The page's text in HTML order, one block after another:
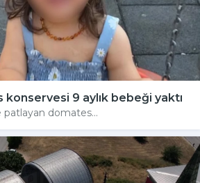
konservesi 9 aylık bebeği yaktı
domates...